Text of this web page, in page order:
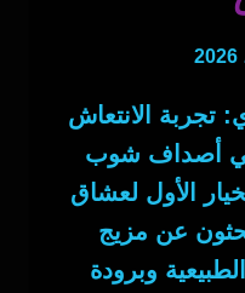
الانتعاش
في أصداف شوب
الأول لعشاق
عن مزيج
وبرودة